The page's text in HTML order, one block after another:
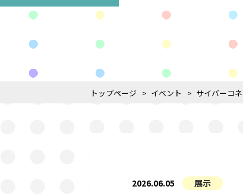
トップページ イベント サイバーコ
2026.06.05 展示